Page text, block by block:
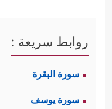
روابط سريعة :
سورة البقرة
سورة يوسف